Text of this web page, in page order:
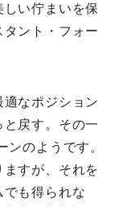
い佇まいを保
ント・フォー
なポジション
戻す。その一
のようです。
すが、それを
も得られな